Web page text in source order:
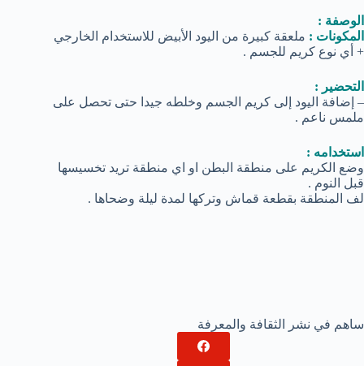
الوصفة :
المكونات : ملعقة كبيرة من اليود الأبيض للاستخدام الخارجي
+ أي نوع كريم للجسم .
التحضير :
– إضافة اليود إلى كريم الجسم وخلطه جيدا حتى تحصل على
ملمس ناعم .
استخدامه :
وضع الكريم على منطقة البطن او اي منطقة تريد تخسيسها
قبل النوم .
لف المنطقة بقطعة قماش وتركها لمدة ليلة وضحاها .
ساهم في نشر الثقافة والمعرفة